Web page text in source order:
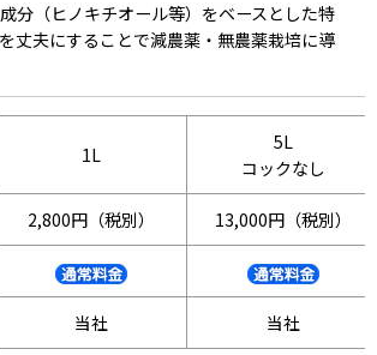
分（ヒノキチオール等）をベースとした特
丈夫にすることで減農薬・無農薬栽培に導
1L
5L
コックなし
2,800円（税別） 13,000円（税別）
当社 当社